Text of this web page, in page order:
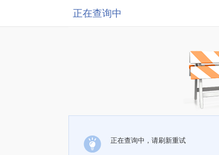
正在查询中
正在查询中，请刷新重试